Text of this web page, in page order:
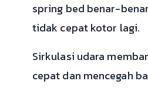
spring bed benar-
tidak cepat kotor lagi.
Sirkulasi udara
cepat dan mencegah